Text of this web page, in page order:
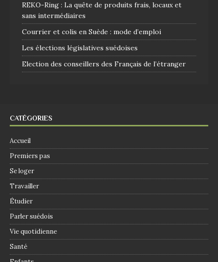
REKO-Ring : La quête de produits frais, locaux et
sans intermédiaires
Courrier et colis en Suède : mode d’emploi
Les élections législatives suédoises
Election des conseillers des Français de l’étranger
CATÉGORIES
Accueil
Premiers pas
Se loger
Travailler
Étudier
Parler suédois
Vie quotidienne
Santé